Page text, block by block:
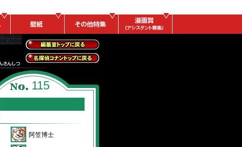
全事件レポートトッ
プに戻る
名探偵コナントップ
に戻る
115
阿笠博士